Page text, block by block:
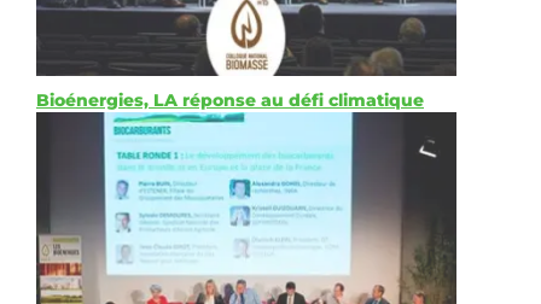
Bioénergies, LA réponse au défi climatique